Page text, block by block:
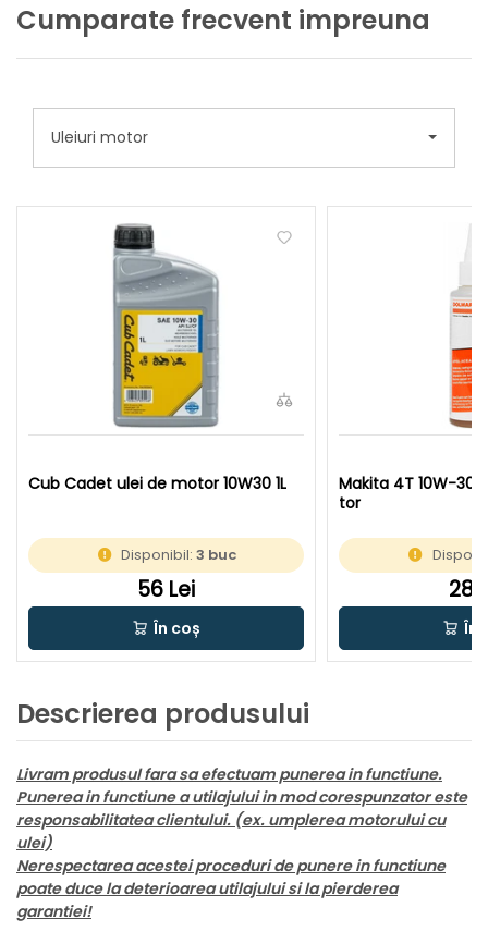
Cumparate frecvent impreuna
Uleiuri motor
Cub Cadet ulei de motor 10W30 1L
Disponibil:3 buc
56 Lei
În coș
Makita 4T 10W-30
tor
28
În
Descrierea produsului
Livram produsul fara sa efectuam punerea in functiune.
Punerea in functiune a utilajului in mod corespunzator este
responsabilitatea clientului. (ex. umplerea motorului cu
ulei)
Nerespectarea acestei proceduri de punere in functiune
poate duce la deterioarea utilajului si la pierderea
garantiei!